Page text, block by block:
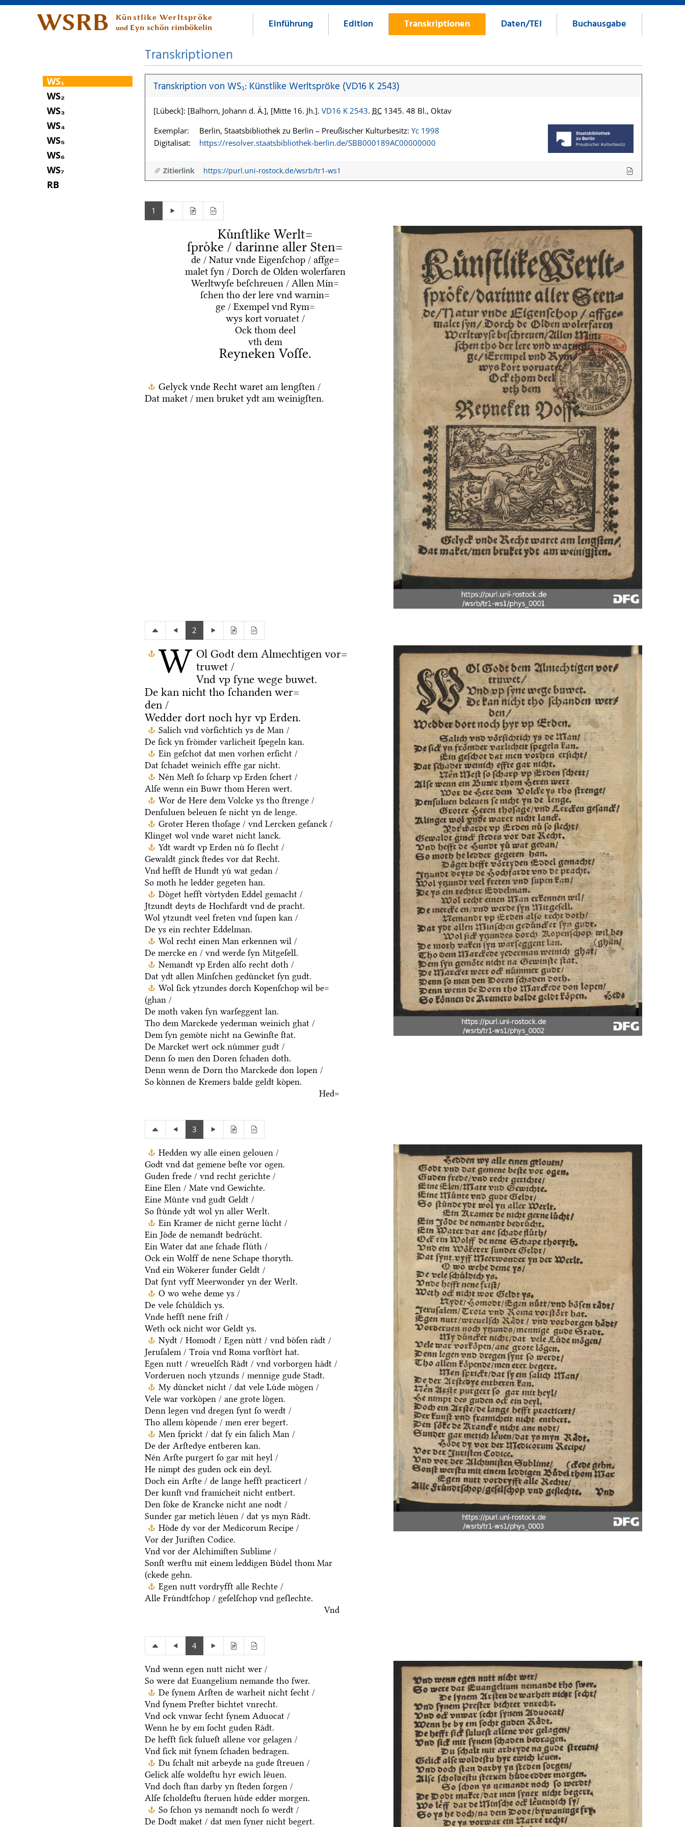
WSRB Künstlike Werltspröke
und Eyn schön rimbökelin Einführung Edition Transkriptionen Daten/TEI Buchausgabe
WS₁
WS₂
WS₃
WS₄
WS₅
WS₆
WS₇
RB
Transkriptionen
Transkription von WS₁: Künstlike Werltspröke (VD16 K 2543)
[Lübeck]: [Balhorn, Johann d. Ä.], [Mitte 16. Jh.]. VD16 K 2543. BC 1345. 48 Bl., Oktav
Exemplar:
Berlin, Staatsbibliothek zu Berlin – Preußischer Kulturbesitz: Yc 1998
Digitalisat:
https://resolver.staatsbibliothek-berlin.de/SBB000189AC00000000
Zitierlink https://purl.uni-rostock.de/wsrb/tr1-ws1
1
Kuͤnſtlike Werlt=
ſproͤke / darinne aller Sten=
de / Natur vnde Eigenſchop / affge=
malet ſyn / Dorch de Olden wolerfaren
Werltwyſe beſchreuen / Allen Min=
ſchen tho der lere vnd warnin=
ge / Exempel vnd Rym=
wys kort voruatet /
Ock thom deel
vth dem
Reyneken Voſſe.
Gelyck vnde Recht waret am lengſten /
Dat maket / men bruket ydt am weinigſten.
2
W Ol Godt dem Almechtigen vor=
truwet /
Vnd vp ſyne wege buwet.
De kan nicht tho ſchanden wer=
den /
Wedder dort noch hyr vp Erden.
Salich vnd voͤrſichtich ys de Man /
De ſick yn froͤmder varlicheit ſpegeln kan.
Ein geſchot dat men vorhen erſicht /
Dat ſchadet weinich effte gar nicht.
Neͤn Meſt ſo ſcharp vp Erden ſchert /
Alſe wenn ein Buwr thom Heren wert.
Wor de Here dem Volcke ys tho ſtrenge /
Denſuluen beleuen ſe nicht yn de lenge.
Groter Heren thoſage / vnd Lercken geſanck /
Klinget wol vnde waret nicht lanck.
Ydt wardt vp Erden nuͤ ſo ſlecht /
Gewaldt ginck ſtedes vor dat Recht.
Vnd hefft de Hundt yuͤ wat gedan /
So moth he ledder gegeten han.
Doͤget hefft voͤrtyden Eddel gemacht /
Jtzundt deyts de Hochfardt vnd de pracht.
Wol ytzundt veel freten vnd ſupen kan /
De ys ein rechter Eddelman.
Wol recht einen Man erkennen wil /
De mercke en / vnd werde ſyn Mitgeſell.
Nemandt vp Erden alſo recht doth /
Dat ydt allen Minſchen geduͤncket ſyn gudt.
Wol ſick ytzundes dorch Kopenſchop wil be=
(ghan /
De moth vaken ſyn warſeggent lan.
Tho dem Marckede yederman weinich ghat /
Dem ſyn gemoͤte nicht na Gewinſte ſtat.
De Marcket wert ock nuͤmmer gudt /
Denn ſo men den Doren ſchaden doth.
Denn wenn de Dorn tho Marckede don lopen /
So koͤnnen de Kremers balde geldt koͤpen.
Hed=
3
Hedden wy alle einen gelouen /
Godt vnd dat gemene beſte vor ogen.
Guden frede / vnd recht gerichte /
Eine Elen / Mate vnd Gewichte.
Eine Muͤnte vnd gudt Geldt /
So ſtuͤnde ydt wol yn aller Werlt.
Ein Kramer de nicht gerne luͤcht /
Ein Joͤde de nemandt bedruͤcht.
Ein Water dat ane ſchade fluͤth /
Ock ein Wolff de nene Schape thoryth.
Vnd ein Woͤkerer ſunder Geldt /
Dat ſynt vyff Meerwonder yn der Werlt.
O wo wehe deme ys /
De vele ſchuͤldich ys.
Vnde hefft nene friſt /
Weth ock nicht wor Geldt ys.
Nydt / Homodt / Egen nuͤtt / vnd boͤſen raͤdt /
Jeruſalem / Troia vnd Roma vorſtoͤrt hat.
Egen nutt / wreuelſch Raͤdt / vnd vorborgen haͤdt /
Vorderuen noch ytzunds / mennige gude Stadt.
My duͤncket nicht / dat vele Luͤde moͤgen /
Vele war vorkoͤpen / ane grote loͤgen.
Denn legen vnd dregen ſynt ſo werdt /
Tho allem koͤpende / men erer begert.
Men ſprickt / dat ſy ein ſalich Man /
De der Arſtedye entberen kan.
Neͤn Arſte purgert ſo gar mit heyl /
He nimpt des guden ock ein deyl.
Doch ein Arſte / de lange hefft practicert /
Der kunſt vnd framicheit nicht entbert.
Den ſoͤke de Krancke nicht ane nodt /
Sunder gar metich leͤuen / dat ys myn Raͤdt.
Hoͤde dy vor der Medicorum Recipe /
Vor der Juriſten Codice.
Vnd vor der Alchimiſten Sublime /
Sonſt werſtu mit einem leddigen Buͤdel thom Mar
(ckede gehn.
Egen nutt vordryfft alle Rechte /
Alle Fruͤndtſchop / geſelſchop vnd geſlechte.
Vnd
4
Vnd wenn egen nutt nicht wer /
So were dat Euangelium nemande tho ſwer.
De ſynem Arſten de warheit nicht ſecht /
Vnd ſynem Preſter bichtet vnrecht.
Vnd ock vnwar ſecht ſynem Aduocat /
Wenn he by em ſocht guden Raͤdt.
De hefft ſick ſulueſt allene vor gelagen /
Vnd ſick mit ſynem ſchaden bedragen.
Du ſchalt mit arbeyde na gude ſtreuen /
Gelick alſe woldeſtu hyr ewich leͤuen.
Vnd doch ſtan darby yn ſteden ſorgen /
Alſe ſcholdeſtu ſteruen huͤde edder morgen.
So ſchon ys nemandt noch ſo werdt /
De Dodt maket / dat men ſyner nicht begert.